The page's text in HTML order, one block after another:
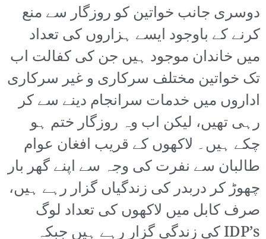
دوسری جانب خواتین کو روزگار سے منع
کرنے کے باوجود ایسے ہزاروں کی تعداد
میں خاندان موجود ہیں جن کی کفالت اب
تک خواتین مختلف سرکاری و غیر سرکاری
اداروں میں خدمات سرانجام دینے سے کر
رہی تھیں، لیکن اب وہ روزگار ختم ہو
چکے ہیں۔ لاکھوں کے قریب افغان عوام
طالبان سے نفرت کی وجہ سے اپنے گھر بار
چھوڑ کر دربدر کی زندگیاں گزار رہے ہیں،
صرف کابل میں لاکھوں کی تعداد لوگ
IDP’s کی زندگی گزار رہے ہیں جبکہ